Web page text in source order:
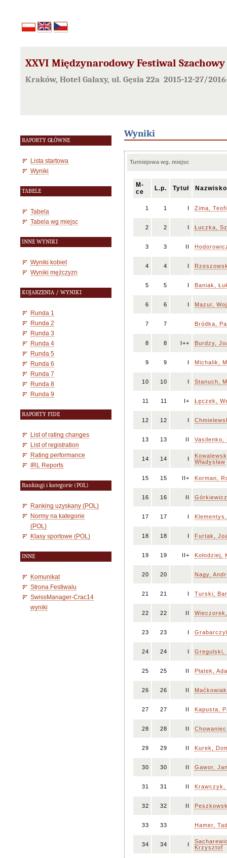
XXVI Międzynarodowy Festiwal Szachowy
Kraków, Hotel Galaxy, ul. Gęsia 22a 2015-12-27/
RAPORTY GŁÓWNE
Lista startowa
Wyniki
TABELE
Tabela
Tabela wg miejsc
INNE WYNIKI
Wyniki kobiet
Wyniki mężczyzn
KOJARZENIA / WYNIKI
Runda 1
Runda 2
Runda 3
Runda 4
Runda 5
Runda 6
Runda 7
Runda 8
Runda 9
RAPORTY FIDE
List of rating changes
List of registration
Rating performance
IRL Reports
Rankingi i kategorie (POL)
Ranking uzyskany (POL)
Normy na kategorie
(POL)
Klasy sportowe (POL)
INNE
Komunikat
Strona Festiwalu
SwissManager-Crac14
wyniki
Wyniki
Turniejowa wg. miejsc
M-
ce
L.p. Tytuł
1 1 I Zima,
2 2 I Łuczka,
3 3 II
4 4 I
5 5 I Baniak,
6 6 I Mazur,
7 7 Bródka,
8 8 I++ Burdzy,
9 9 I Michalik,
10 10 I Stanuch,
11 11 I+ Łęczek,
12 12 I
13 13 II Vasilenko,
14 14 I
Władysław
15 15 II+ Korman,
16 16 II
17 17 I
18 18 I Furtak,
19 19 II+ Kołodziej,
20 20 Nagy,
21 21 I Turski,
22 22 II
23 23 I
24 24 I Gregulski,
25 25 II Płatek,
26 26 II
27 27 II Kapusta,
28 28 II
29 29 II Kurek,
30 30 II Gawor,
31 31 II Krawczyk,
32 32 II
33 33 Hamer,
34 34 I
Krzysztof